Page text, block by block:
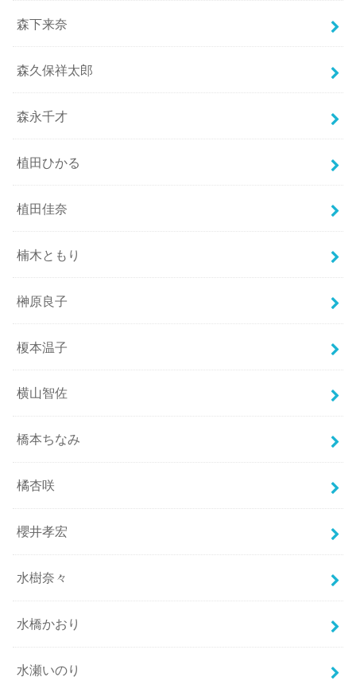
森下来奈
森久保祥太郎
森永千才
植田ひかる
植田佳奈
楠木ともり
榊原良子
榎本温子
横山智佐
橋本ちなみ
橘杏咲
櫻井孝宏
水樹奈々
水橋かおり
水瀬いのり